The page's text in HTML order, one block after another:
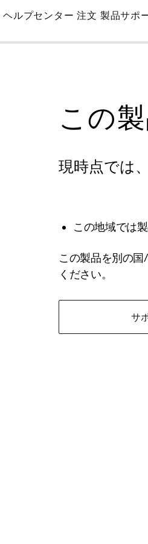
Skip
Main
ヘルプセンター 注文 製品サポ
この
現時点では
この地域では
この製品を別の
ください。
サ